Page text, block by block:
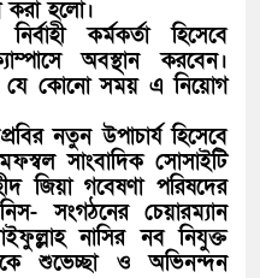
করা হলো।
কর্মকর্তা হিসেবে
অবস্থান করবেন।
যে কোনো সময় এ নিয়োগ
নতুন উপাচার্য হিসেবে
সাংবাদিক সোসাইটি
জিয়া গবেষণা পরিষদের
সংগঠনের চেয়ারম্যান
নাসির নব নিযুক্ত
শুভেচ্ছা ও অভিনন্দন